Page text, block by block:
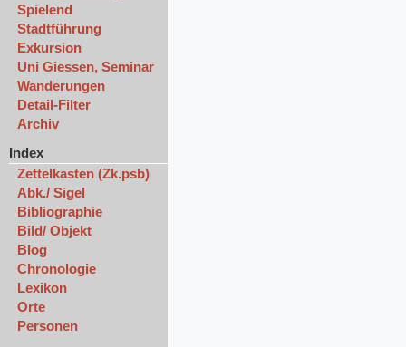
Spielend
Stadtführung
Exkursion
Uni Giessen, Seminar
Wanderungen
Detail-Filter
Archiv
Index
Zettelkasten (Zk.psb)
Abk./ Sigel
Bibliographie
Bild/ Objekt
Blog
Chronologie
Lexikon
Orte
Personen